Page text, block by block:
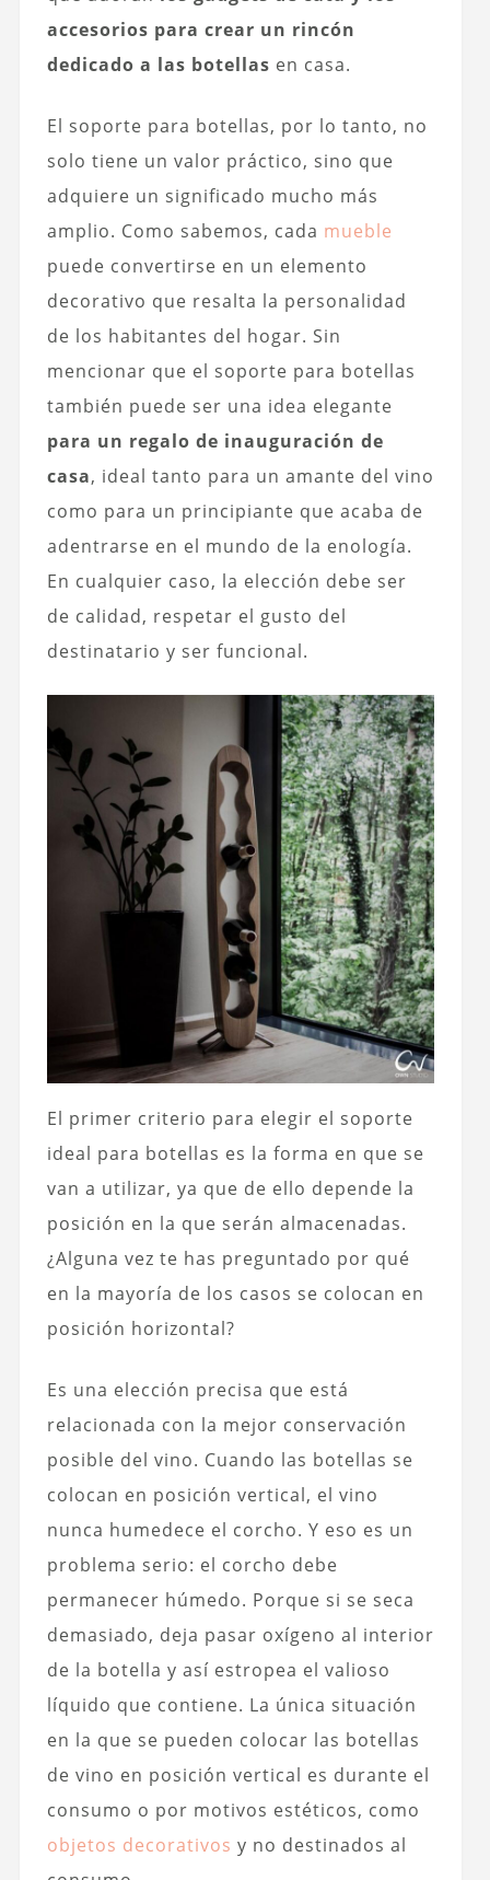
accesorios para crear un rincón
dedicado a las botellas en casa.
El soporte para botellas, por lo tanto, no
solo tiene un valor práctico, sino que
adquiere un significado mucho más
amplio. Como sabemos, cada mueble
puede convertirse en un elemento
decorativo que resalta la personalidad
de los habitantes del hogar. Sin
mencionar que el soporte para botellas
también puede ser una idea elegante
para un regalo de inauguración de
casa, ideal tanto para un amante del vino
como para un principiante que acaba de
adentrarse en el mundo de la enología.
En cualquier caso, la elección debe ser
de calidad, respetar el gusto del
destinatario y ser funcional.
El primer criterio para elegir el soporte
ideal para botellas es la forma en que se
van a utilizar, ya que de ello depende la
posición en la que serán almacenadas.
¿Alguna vez te has preguntado por qué
en la mayoría de los casos se colocan en
posición horizontal?
Es una elección precisa que está
relacionada con la mejor conservación
posible del vino. Cuando las botellas se
colocan en posición vertical, el vino
nunca humedece el corcho. Y eso es un
problema serio: el corcho debe
permanecer húmedo. Porque si se seca
demasiado, deja pasar oxígeno al interior
de la botella y así estropea el valioso
líquido que contiene. La única situación
en la que se pueden colocar las botellas
de vino en posición vertical es durante el
consumo o por motivos estéticos, como
objetos decorativos y no destinados al